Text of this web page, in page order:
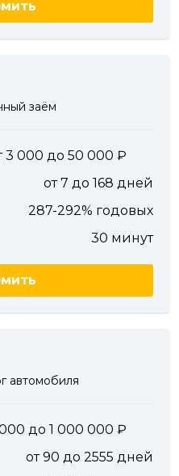
заём
3 000 до 50 000
от 7 до 168 дней
287-292% годовых
30 минут
автомобиля
до 1 000 000
от 90 до 2555 дней